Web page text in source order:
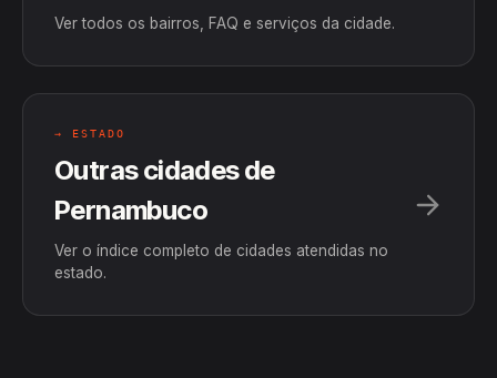
Ver todos os bairros, FAQ e serviços da cidade.
→ ESTADO
Outras cidades de
Pernambuco
Ver o índice completo de cidades atendidas no
estado.